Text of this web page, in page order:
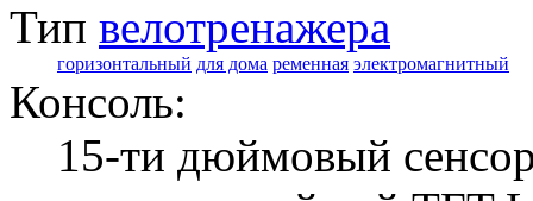
Тип велотренажера
горизонтальный для дома ременная электромагнитный
Консоль:
15-ти дюймовый